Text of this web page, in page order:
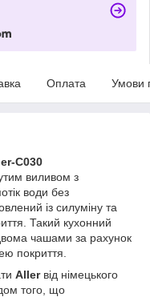
Оплата Умови
C030
виливом з
води без
із силуміну та
Такий кухонний
чашами за рахунок
покриття.
Aller від німецького
того, що